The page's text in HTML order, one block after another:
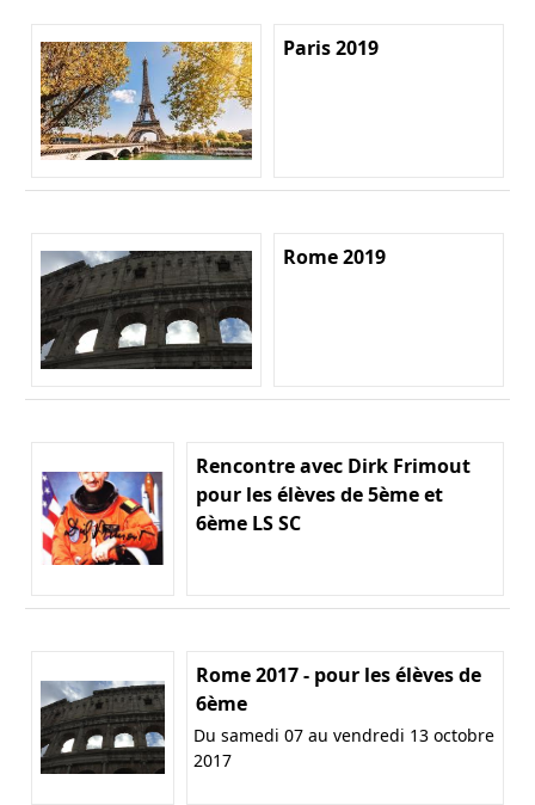
Paris 2019
Rome 2019
Rencontre avec Dirk Frimout
pour les élèves de 5ème et
6ème LS SC
Rome 2017 - pour les élèves de
6ème
Du samedi 07 au vendredi 13 octobre
2017